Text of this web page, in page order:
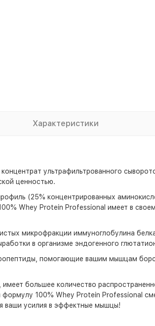
Характеристики
ультрафильтрованного
ценностью.
(25% концентрированных
Whey Protein Professional имеет в
микрофракции иммуноглобулина
в организме эндогенного
помогающие вашим мышцам
большее количество
100% Whey Protein Professional
ваши усилия в эффектные мышцы!